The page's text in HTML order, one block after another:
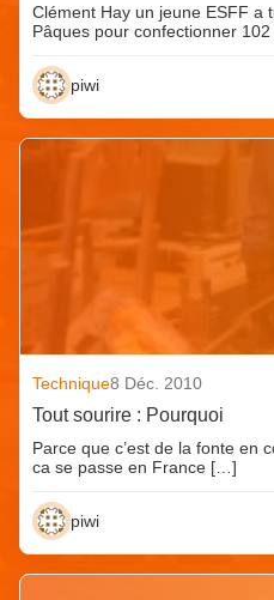
Clément Hay un jeune ESFF a
Pâques pour confectionner
piwi
Technique8 Déc. 2010
Tout sourire : Pourquoi
Parce que c’est de la fonte en
ca se passe en France […]
piwi